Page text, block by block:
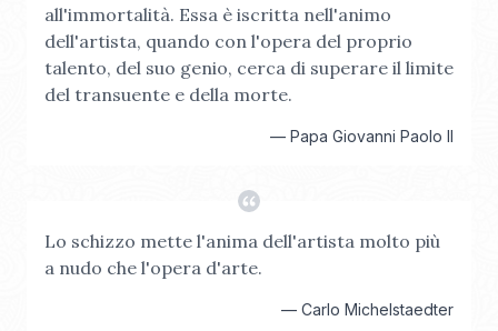
all'immortalità. Essa è iscritta nell'animo
dell'artista, quando con l'opera del proprio
talento, del suo genio, cerca di superare il limite
del transuente e della morte.
— Papa Giovanni Paolo II
Lo schizzo mette l'anima dell'artista molto più
a nudo che l'opera d'arte.
— Carlo Michelstaedter